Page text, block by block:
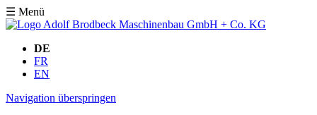
☰ Menü
DE
FR
EN
Navigation überspringen